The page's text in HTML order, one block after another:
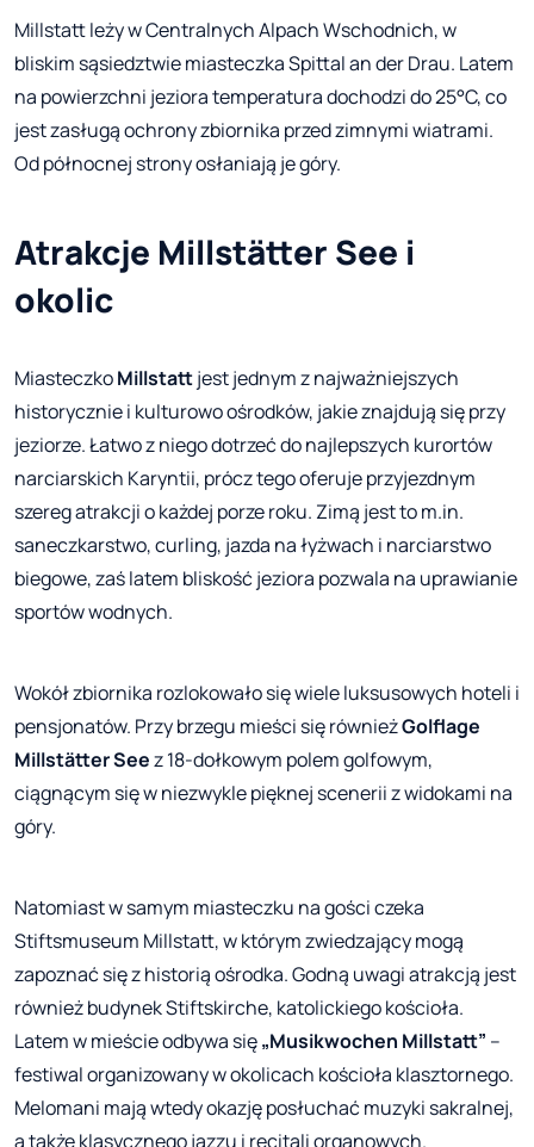
Millstatt leży w Centralnych Alpach Wschodnich, w
bliskim sąsiedztwie miasteczka Spittal an der Drau. Latem
na powierzchni jeziora temperatura dochodzi do 25°C, co
jest zasługą ochrony zbiornika przed zimnymi wiatrami.
Od północnej strony osłaniają je góry.
Atrakcje Millstätter See i
okolic
MiasteczkoMillstattjest jednym z najważniejszych
historycznie i kulturowo ośrodków, jakie znajdują się przy
jeziorze. Łatwo z niego dotrzeć do najlepszych kurortów
narciarskich Karyntii, prócz tego oferuje przyjezdnym
szereg atrakcji o każdej porze roku. Zimą jest to m.in.
saneczkarstwo, curling, jazda na łyżwach i narciarstwo
biegowe, zaś latem bliskość jeziora pozwala na uprawianie
sportów wodnych.
Wokół zbiornika rozlokowało się wiele luksusowych hoteli i
pensjonatów. Przy brzegu mieści się równieżGolflage
Millstätter Seez 18-dołkowym polem golfowym,
ciągnącym się w niezwykle pięknej scenerii z widokami na
góry.
Natomiast w samym miasteczku na gości czeka
Stiftsmuseum Millstatt, w którym zwiedzający mogą
zapoznać się z historią ośrodka. Godną uwagi atrakcją jest
również budynek Stiftskirche, katolickiego kościoła.
Latem w mieście odbywa się„Musikwochen Millstatt” –
festiwal organizowany w okolicach kościoła klasztornego.
Melomani mają wtedy okazję posłuchać muzyki sakralnej,
a także klasycznego jazzu i recitali organowych.